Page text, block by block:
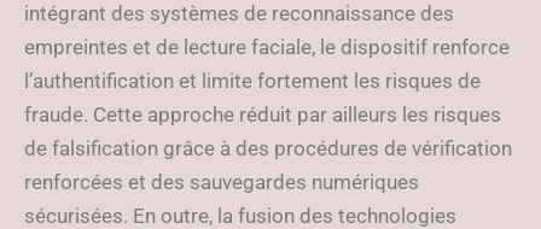
intégrant des systèmes de reconnaissance des
empreintes et de lecture faciale, le dispositif renforce
l’authentification et limite fortement les risques de
fraude. Cette approche réduit par ailleurs les risques
de falsification grâce à des procédures de vérification
renforcées et des sauvegardes numériques
sécurisées. En outre, la fusion des technologies